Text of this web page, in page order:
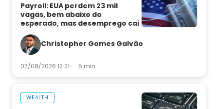
Payroll: EUA perdem 23 mil
vagas, bem abaixo do
esperado, mas desemprego cai
Christopher Gomes Galvão
07/08/2026 12:21 5 min
WEALTH